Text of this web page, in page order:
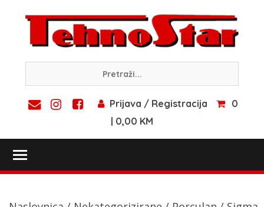
content
Prijava / Registracija
0
| 0,00 KM